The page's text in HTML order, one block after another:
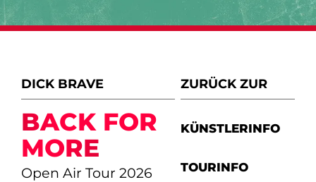
DICK BRAVE
BACK FOR
MORE
Open Air Tour 2026
ZURÜCK ZUR
KÜNSTLERINFO
TOURINFO